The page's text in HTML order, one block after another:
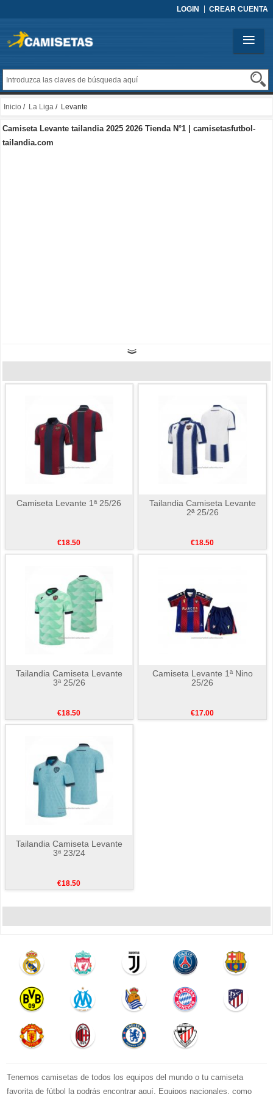
LOGIN CREAR CUENTA
Inicio / La Liga / Levante
Camiseta Levante tailandia 2025 2026 Tienda N°1 | camisetasfutbol-
tailandia.com
Camiseta Levante 1ª 25/26
€18.50
Tailandia Camiseta Levante
2ª 25/26
€18.50
Tailandia Camiseta Levante
3ª 25/26
€18.50
Camiseta Levante 1ª Nino
25/26
€17.00
Tailandia Camiseta Levante
3ª 23/24
€18.50
Tenemos camisetas de todos los equipos del mundo o tu camiseta
favorita de fútbol la podrás encontrar aquí. Equipos nacionales, como